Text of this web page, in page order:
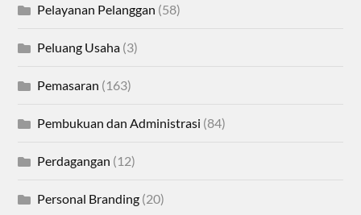
Pelayanan Pelanggan (58)
Peluang Usaha (3)
Pemasaran (163)
Pembukuan dan Administrasi (84)
Perdagangan (12)
Personal Branding (20)